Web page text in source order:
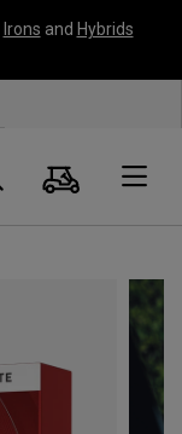
Irons and Hybrids
Panier